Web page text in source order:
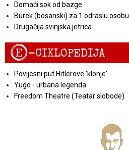
Domaći sok od bazge
Burek (bosanski) za 1 odraslu osobu
Drugačija svinjska jetrica
E-CIKLOPEDIJA
Povijesni put Hitlerove 'klonje'
Yugo - urbana legenda
Freedom Theatre (Teatar slobode)